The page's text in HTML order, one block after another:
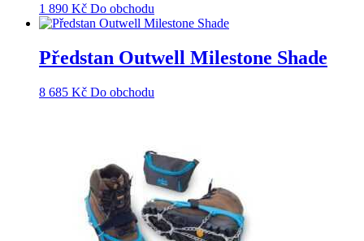
1 890 Kč Do obchodu
Předstan Outwell Milestone Shade
8 685 Kč Do obchodu